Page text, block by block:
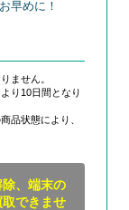
早めに！
ません。
り10日間となり
品状態により、
、端末の
できませ